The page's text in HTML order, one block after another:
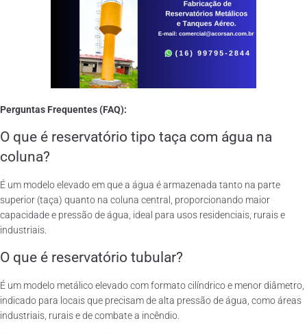
Perguntas Frequentes (FAQ):
O que é reservatório tipo taça com água na
coluna?
É um modelo elevado em que a água é armazenada tanto na parte
superior (taça) quanto na coluna central, proporcionando maior
capacidade e pressão de água, ideal para usos residenciais, rurais e
industriais.
O que é reservatório tubular?
É um modelo metálico elevado com formato cilíndrico e menor diâmetro,
indicado para locais que precisam de alta pressão de água, como áreas
industriais, rurais e de combate a incêndio.